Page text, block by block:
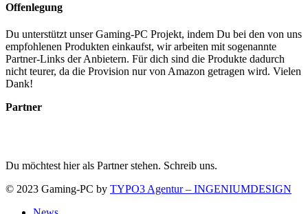
Offenlegung
Du unterstützt unser Gaming-PC Projekt, indem Du bei den von uns
empfohlenen Produkten einkaufst, wir arbeiten mit sogenannte
Partner-Links der Anbietern. Für dich sind die Produkte dadurch
nicht teurer, da die Provision nur von Amazon getragen wird. Vielen
Dank!
Partner
Du möchtest hier als Partner stehen. Schreib uns.
© 2023 Gaming-PC by TYPO3 Agentur – INGENIUMDESIGN